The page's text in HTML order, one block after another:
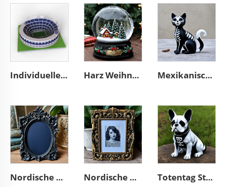
Individuelles Mini-Souvenir Miniatur-Rugby-Stadion Resin-Skulpturmodell Harz Weihnachtsbaum Mini-Dorf Glas Schneeball Mexikanischer Totentag Tier Harz-Katzenfiguren Dekoration
Nordische Dekoration verziert Wand A4 3D-Harzprägung schwarzer Fotorahmen Nordische Wohnaccessoires verziert A4 3D-Harzprägung Bilderrahmen Totentag Statue Harz Französischer-Bulldoggen-Figuren Dekor